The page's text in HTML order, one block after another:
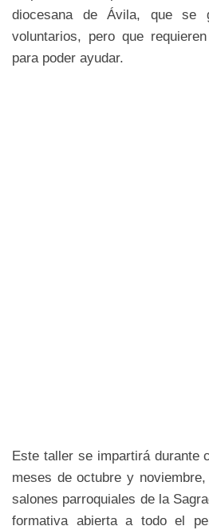
diocesana de Ávila, que se
voluntarios, pero que
para poder ayudar.
Este taller se impartirá durante
meses de octubre y
salones parroquiales de la
formativa abierta a todo el